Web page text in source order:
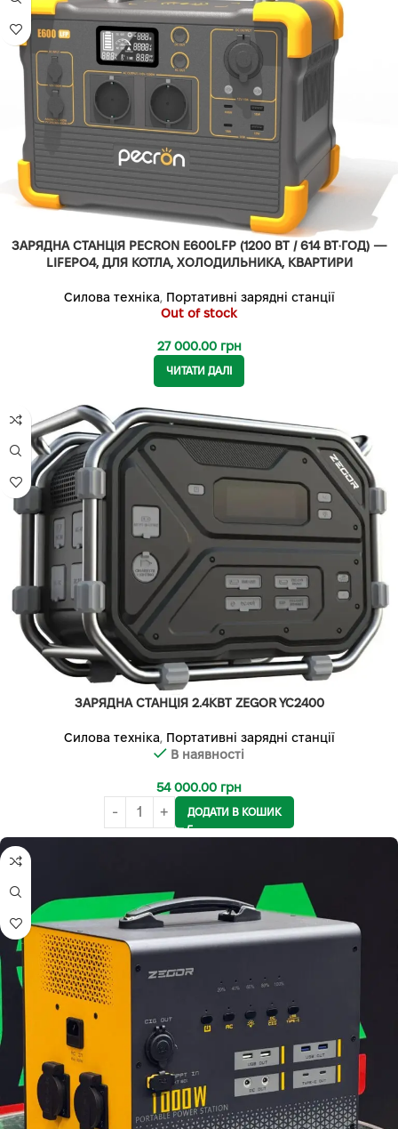
ЗАРЯДНА СТАНЦІЯ PECRON E600LFP (1200 ВТ / 614 ВТ·ГОД) —
LIFEPO4, ДЛЯ КОТЛА, ХОЛОДИЛЬНИКА, КВАРТИРИ
Силова техніка, Портативні зарядні станції
Out of stock
27 000.00 грн
ЧИТАТИ ДАЛІ
ЗАРЯДНА СТАНЦІЯ 2.4КВТ ZEGOR YC2400
Силова техніка, Портативні зарядні станції
В наявності
54 000.00 грн
ДОДАТИ В КОШИК